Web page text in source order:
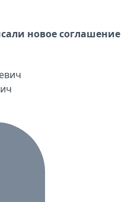
новое соглашение